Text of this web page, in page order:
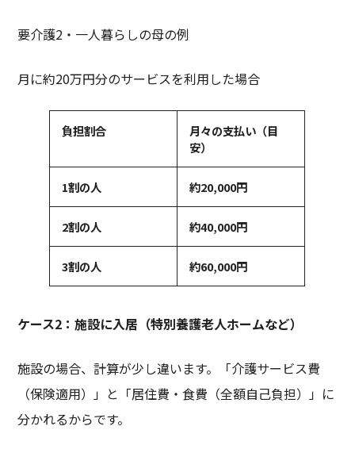
要介護2・一人暮らしの母の例
月に約20万円分のサービスを利用した場合
負担割合
月々の支払い（目
安）
1割の人 約20,000円
2割の人 約40,000円
3割の人 約60,000円
ケース2 ：施設に入居（特別養護老人ホームなど）
施設の場合、計算が少し違います。「介護サービス費
（保険適用）」と「居住費・食費（全額自己負担）」に
分かれるからです。